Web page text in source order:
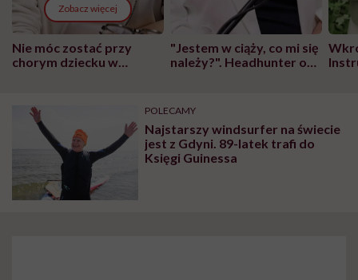
Zobacz więcej
Nie móc zostać przy
chorym dziecku w
może chyba tylko
głupota i brak
wyobraźni"
"Jestem w ciąży, co mi się
należy?". Headhunter o
pracy
POLECAMY
Najstarszy windsurfer na świecie
jest z Gdyni. 89-latek trafi do
Księgi Guinessa